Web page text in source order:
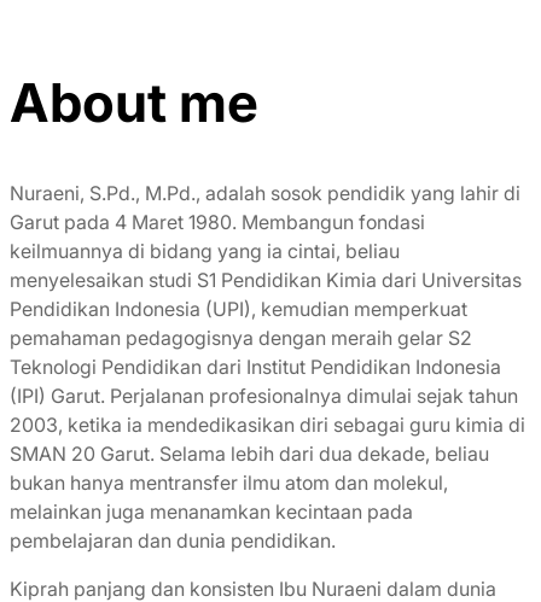
About me
Nuraeni, S.Pd., M.Pd., adalah sosok pendidik yang lahir di
Garut pada 4 Maret 1980. Membangun fondasi
keilmuannya di bidang yang ia cintai, beliau
menyelesaikan studi S1 Pendidikan Kimia dari Universitas
Pendidikan Indonesia (UPI), kemudian memperkuat
pemahaman pedagogisnya dengan meraih gelar S2
Teknologi Pendidikan dari Institut Pendidikan Indonesia
(IPI) Garut. Perjalanan profesionalnya dimulai sejak tahun
2003, ketika ia mendedikasikan diri sebagai guru kimia di
SMAN 20 Garut. Selama lebih dari dua dekade, beliau
bukan hanya mentransfer ilmu atom dan molekul,
melainkan juga menanamkan kecintaan pada
pembelajaran dan dunia pendidikan.
Kiprah panjang dan konsisten Ibu Nuraeni dalam dunia